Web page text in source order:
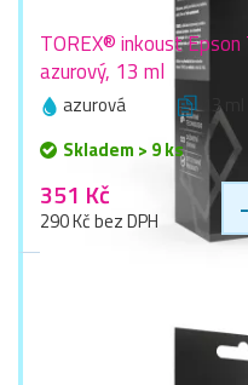
TOREX® inkoust
azurový, 13 ml
azurová 13 ml
Skladem > 9 ks
351 Kč
290 Kč bez DPH -